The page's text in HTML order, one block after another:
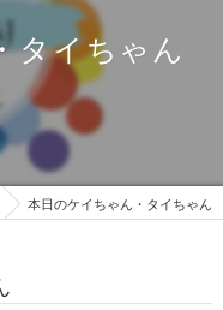
タイちゃん
本日のケイちゃん・タイちゃん